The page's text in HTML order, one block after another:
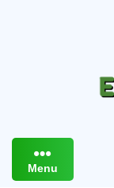
Menu